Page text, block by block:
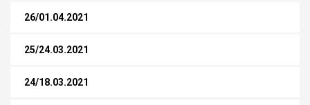
26/01.04.2021
25/24.03.2021
24/18.03.2021